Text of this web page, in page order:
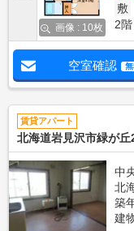
画像 : 10枚
敷
2階
空室確認
賃貸アパート
北海道岩見沢市緑が丘
中
北
築
建